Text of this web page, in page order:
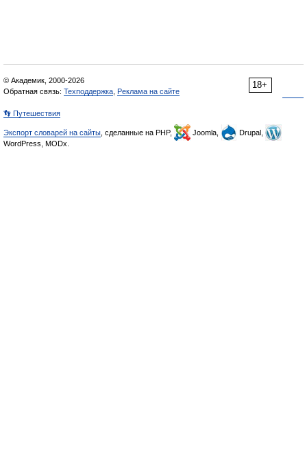
18+
© Академик, 2000-2026
Обратная связь: Техподдержка Реклама на сайте
👣 Путешествия
Экспорт словарей на сайты , сделанные на PHP, Joomla,
Drupal,
WordPress, MODx.